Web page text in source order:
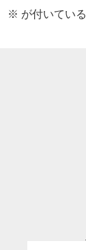
※ が付いてい